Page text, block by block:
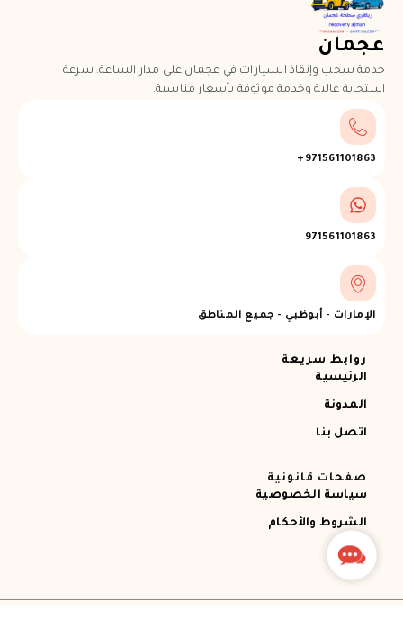
عجمان
خدمة سحب وإنقاذ السيارات في عجمان على مدار الساعة. سرعة
استجابة عالية وخدمة موثوقة بأسعار مناسبة.
971561101863+
971561101863
الإمارات - أبوظبي - جميع المناطق
روابط سريعة
الرئيسية
المدونة
اتصل بنا
صفحات قانونية
سياسة الخصوصية
الشروط والأحكام
Contact
Us